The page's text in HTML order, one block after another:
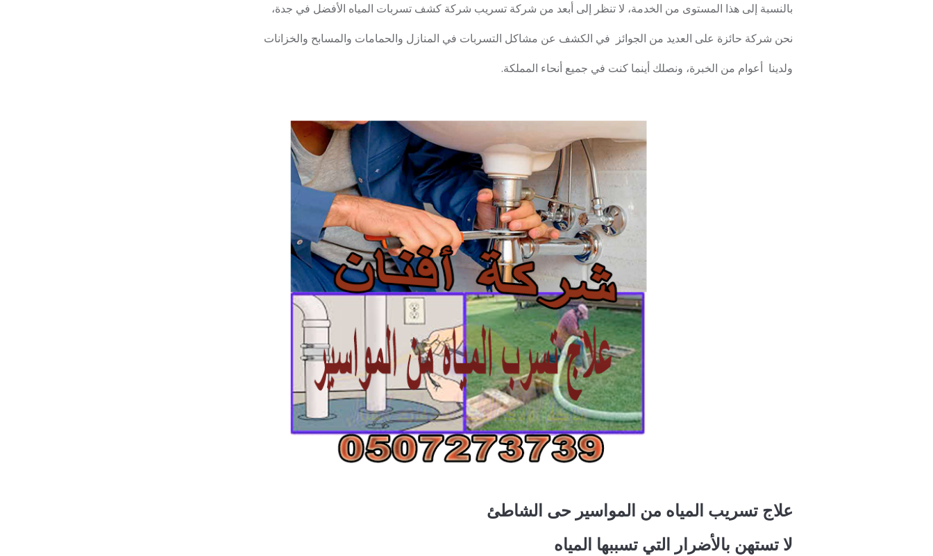
بالنسبة إلى هذا المستوى من الخدمة، لا تنظر إلى أبعد من شركة تسريب شركة كشف تسربات المياه الأفضل في جدة،
نحن شركة حائزة على العديد من الجوائز في الكشف عن مشاكل التسربات في المنازل والحمامات والمسابح والخزانات
ولدينا أعوام من الخبرة، ونصلك أينما كنت في جميع أنحاء المملكة.
علاج تسريب المياه من المواسير حى الشاطئ
لا تستهن بالأضرار التي تسببها المياه